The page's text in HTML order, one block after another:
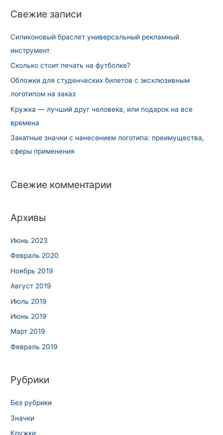
:Свежие записи
Силиконовый браслет универсальный рекламный
инструмент
Сколько стоит печать на футболке?
Обложки для студенческих билетов с эксклюзивным
логотипом на заказ
Кружка — лучший друг человека, или подарок на все
времена
Закатные значки с нанесением логотипа: преимущества,
сферы применения
Свежие комментарии
Архивы
Июнь 2023
Февраль 2020
Ноябрь 2019
Август 2019
Июль 2019
Июнь 2019
Март 2019
Февраль 2019
Рубрики
Без рубрики
Значки
Кружки